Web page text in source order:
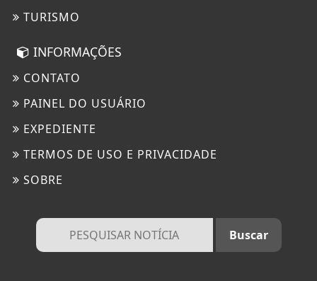
TURISMO
INFORMAÇÕES
CONTATO
PAINEL DO USUÁRIO
EXPEDIENTE
TERMOS DE USO E PRIVACIDADE
SOBRE